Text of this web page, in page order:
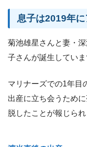
息子は2019年
菊池雄星さんと妻・
子さんが誕生していま
マリナーズでの1年目
出産に立ち会うため
脱したことが報じられ